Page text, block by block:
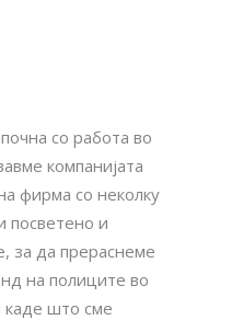
со работа во
компанијата
фирма со неколку
посветено и
за да прераснеме
на полиците во
каде што сме